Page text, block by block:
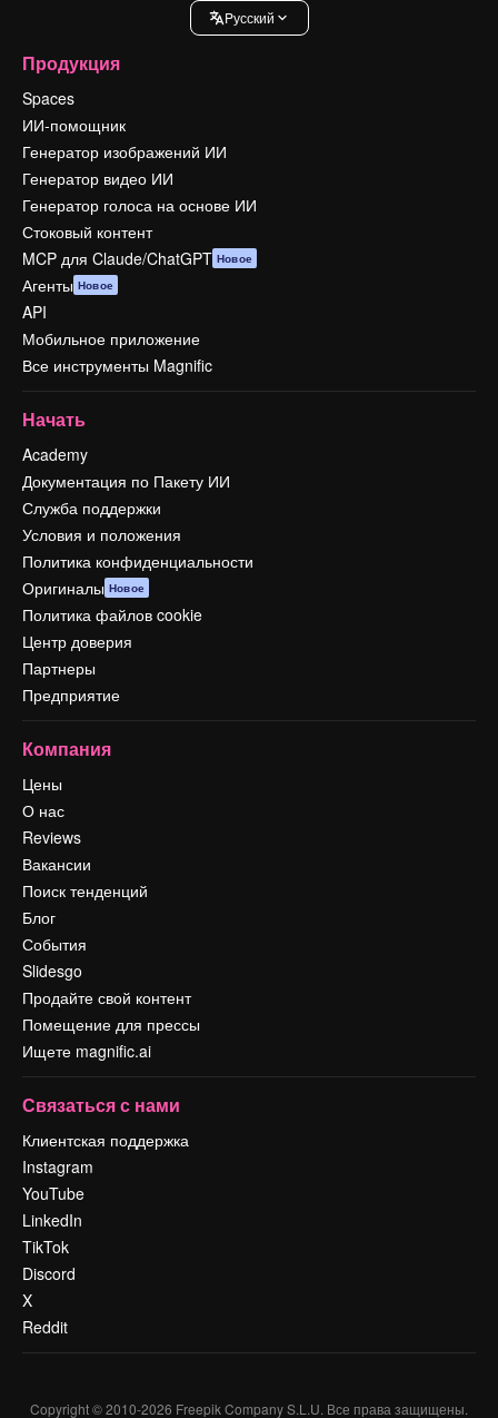
Pусский
Продукция
Spaces
ИИ-помощник
Генератор изображений ИИ
Генератор видео ИИ
Генератор голоса на основе ИИ
Стоковый контент
MCP для Claude/ChatGPT Новое
Агенты Новое
API
Мобильное приложение
Все инструменты Magnific
Начать
Academy
Документация по Пакету ИИ
Служба поддержки
Условия и положения
Политика конфиденциальности
Оригиналы Новое
Политика файлов cookie
Центр доверия
Партнеры
Предприятие
Компания
Цены
О нас
Reviews
Вакансии
Поиск тенденций
Блог
События
Slidesgo
Продайте свой контент
Помещение для прессы
Ищете magnific.ai
Связаться с нами
Клиентская поддержка
Instagram
YouTube
LinkedIn
TikTok
Discord
X
Reddit
Copyright © 2010-2026 Freepik Company S.L.U. Все права защищены.